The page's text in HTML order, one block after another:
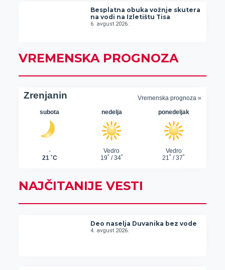
Besplatna obuka vožnje skutera
na vodi na Izletištu Tisa
6. avgust 2026.
VREMENSKA PROGNOZA
NAJČITANIJE VESTI
Deo naselja Duvanika bez vode
4. avgust 2026.